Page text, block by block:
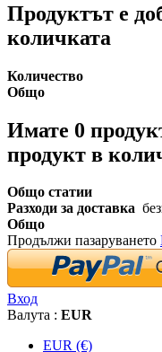
Продуктът е
количката
Количество
Общо
Имате 0
продукт в
Общо статии
Разходи за доставка
Общо
Продължи пазаруването
Вход
Валута : EUR
EUR (€)